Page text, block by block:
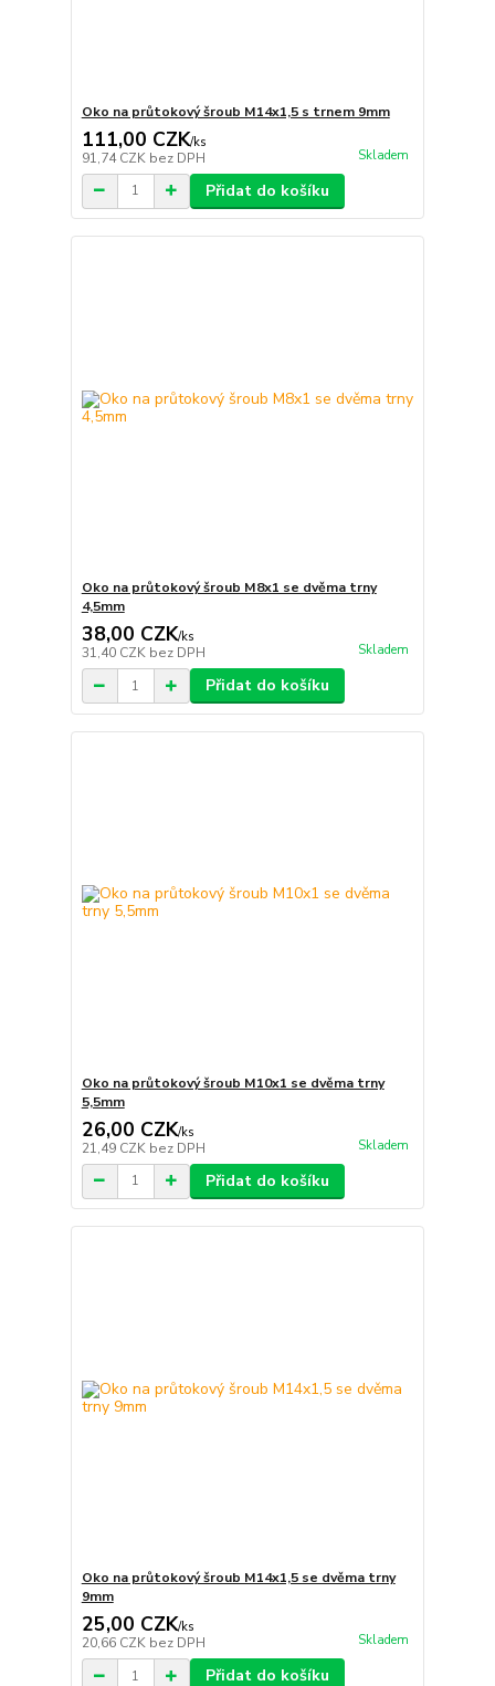
Oko na průtokový šroub M14x1,5 s trnem 9mm
111,00 CZK/ks
91,74 CZK bez DPH Skladem
Přidat do košíku
Oko na průtokový šroub M8x1 se dvěma trny
4,5mm
38,00 CZK/ks
31,40 CZK bez DPH Skladem
Přidat do košíku
Oko na průtokový šroub M10x1 se dvěma trny
5,5mm
26,00 CZK/ks
21,49 CZK bez DPH Skladem
Přidat do košíku
Oko na průtokový šroub M14x1,5 se dvěma trny
9mm
25,00 CZK/ks
20,66 CZK bez DPH Skladem
Přidat do košíku